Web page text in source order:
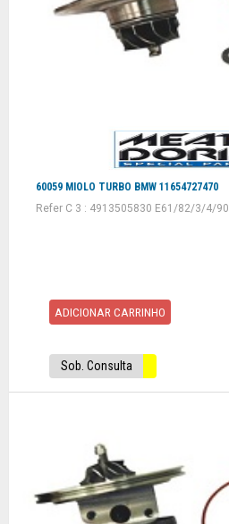
60059 MIOLO TURBO BMW 11654727470
Refer C 3 : 4913505830 E61/82/3/4/90
ADICIONAR CARRINHO
Sob. Consulta